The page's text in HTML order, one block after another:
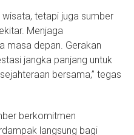
wisata, tetapi juga sumber
Menjaga
masa depan. Gerakan
jangka panjang untuk
bersama,” tegas
berkomitmen
langsung bagi